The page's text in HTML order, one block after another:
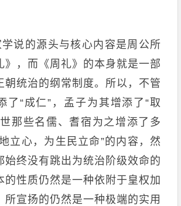
的源头与核心内容是周公所
》，而《周礼》的本身就是一部
朝统治的纲常制度。所以，不管
了“成仁”，孟子为其增添了“取
那些名儒、耆宿为之增添了多
立心，为生民立命”的内容，然
始终没有跳出为统治阶级效命的
的性质仍然是一种依附于皇权加
所宣扬的仍然是一种极端的实用